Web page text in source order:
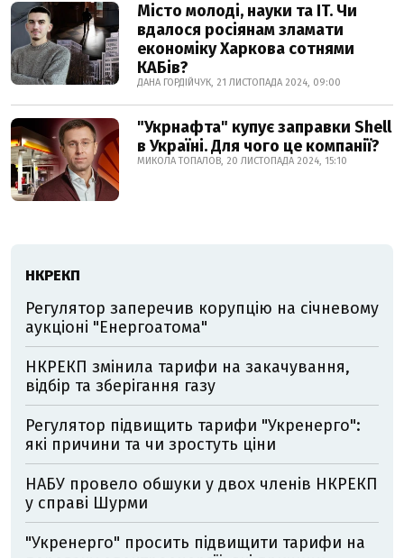
Місто молоді, науки та IT. Чи
вдалося росіянам зламати
економіку Харкова сотнями
КАБів?
ДАНА ГОРДІЙЧУК, 21 ЛИСТОПАДА 2024, 09:00
"Укрнафта" купує заправки Shell
в Україні. Для чого це компанії?
МИКОЛА ТОПАЛОВ, 20 ЛИСТОПАДА 2024, 15:10
НКРЕКП
Регулятор заперечив корупцію на січневому
аукціоні "Енергоатома"
НКРЕКП змінила тарифи на закачування,
відбір та зберігання газу
Регулятор підвищить тарифи "Укренерго":
які причини та чи зростуть ціни
НАБУ провело обшуки у двох членів НКРЕКП
у справі Шурми
"Укренерго" просить підвищити тарифи на